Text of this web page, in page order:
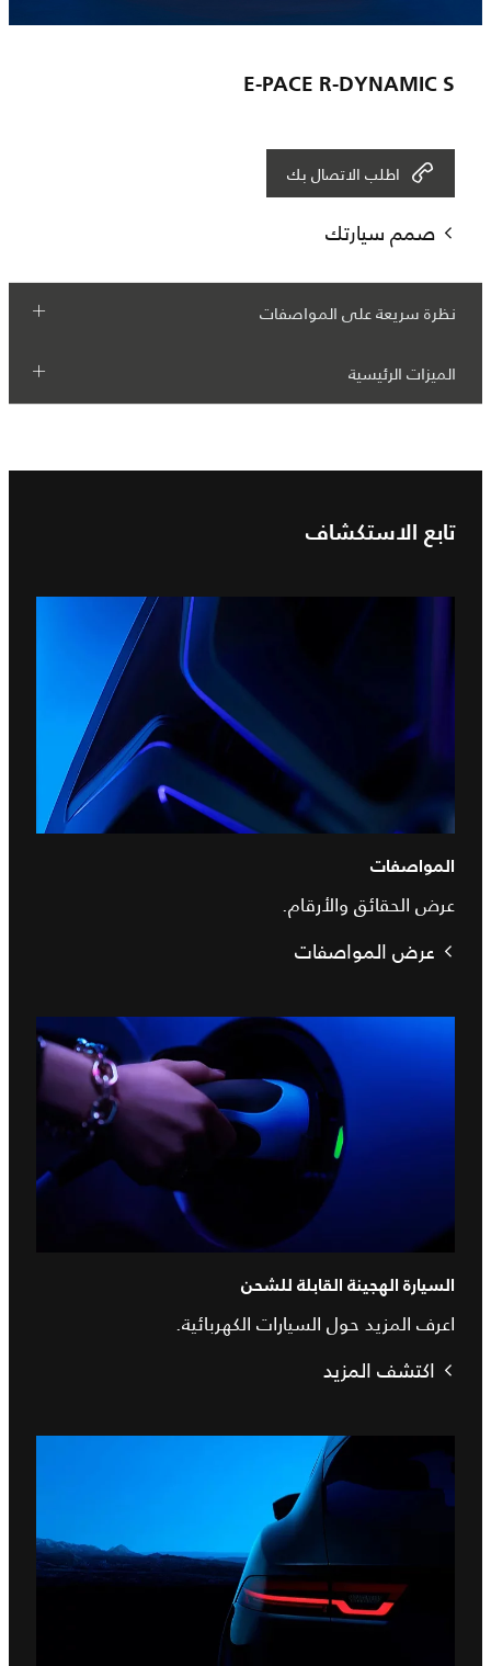
E-PACE R-DYNAMIC S
اطلب الاتصال بك
صمم سيارتك
نظرة سريعة على المواصفات
الميزات الرئيسية
تابع الاستكشاف
المواصفات
عرض الحقائق والأرقام.
عرض المواصفات
السيارة الهجينة القابلة للشحن
اعرف المزيد حول السيارات الكهربائية.
اكتشف المزيد